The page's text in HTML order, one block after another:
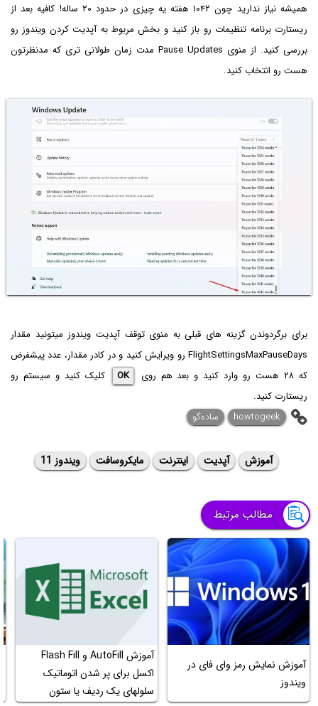
همیشه نیاز ندارید چون ۱۰۴۲ هفته یه چیزی در حدود ۲۰ ساله! کافیه بعد از
ریستارت برنامه تنظیمات رو باز کنید و بخش مربوط به آپدیت کردن ویندوز رو
بررسی کنید. از منوی Pause Updates مدت زمان طولانی تری که مدنظرتون
هست رو انتخاب کنید.
برای برگردوندن گزینه های قبلی به منوی توقف آپدیت ویندوز میتونید مقدار
FlightSettingsMaxPauseDays رو ویرایش کنید و در کادر مقدار، عدد پیشفرض
که ۲۸ هست رو وارد کنید و بعد هم روی
OK
کلیک کنید و سیستم رو
ریستارت کنید.
howtogeek
ساده‌گو
آموزش آپدیت اینترنت مایکروسافت ویندوز 11
مطالب مرتبط
آموزش نمایش رمز وای فای در
ویندوز
آموزش AutoFill و Flash Fill
اکسل برای پر شدن اتوماتیک
سلولهای یک ردیف یا ستون